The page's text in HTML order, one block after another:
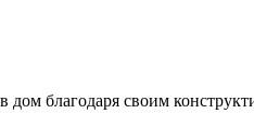
благодаря своим